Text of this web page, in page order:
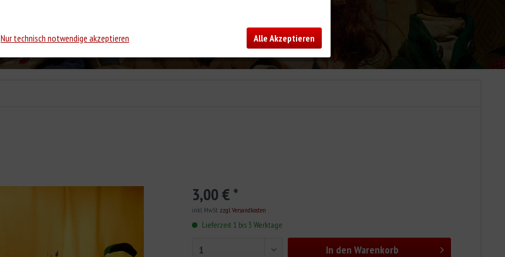
3,00 € *
inkl. MwSt. zzgl. Versandkosten
Lieferzeit 1 bis 3 Werktage
In den Warenkorb
Nur technisch notwendige akzeptieren Alle Akzeptieren